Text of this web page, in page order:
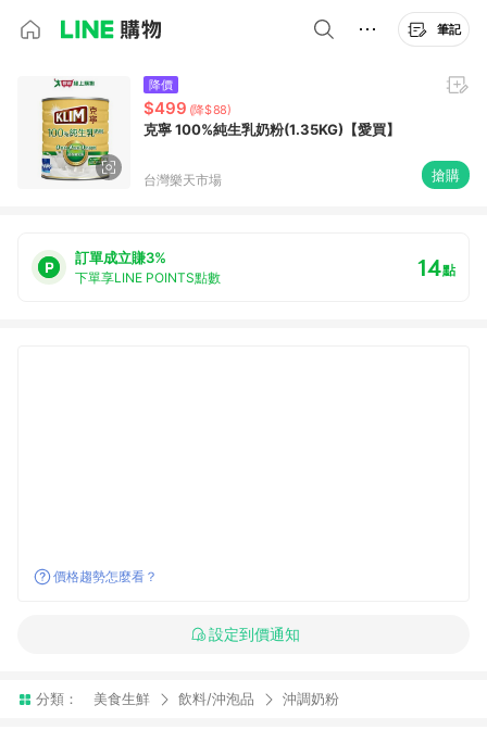
筆記
降價
$499 (降$88)
克寧 100%純生乳奶粉(1.35KG)【愛買】
台灣樂天市場 搶購
訂單成立賺3%
下單享LINE POINTS點數 14點
價格趨勢怎麼看？
設定到價通知
分類： 美食生鮮 飲料/沖泡品 沖調奶粉